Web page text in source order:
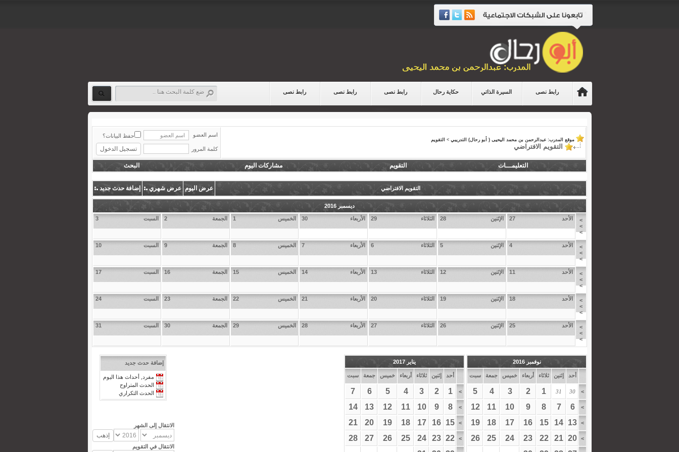
رابط نصى السيرة الذاتي حكاية رحال رابط نصى رابط نصى رابط نصى
موقع المدرب: عبدالرحمن بن محمد اليحيى ( أبو رحال) التدريبي > التقويم
التقويم الافتراضي
اسم العضو حفظ البيانات؟
كلمة المرور
التعليمـــات التقويم مشاركات اليوم البحث
التقويم الافتراضي عرض اليوم عرض شهري إضافة حدث جديد
ديسمبر 2016
>
>
>
27 الأحد 28 الإثنين 29 الثلاثاء 30 الأربعاء 1 الخميس 2 الجمعة 3 السبت
>
>
>
4 الأحد 5 الإثنين 6 الثلاثاء 7 الأربعاء 8 الخميس 9 الجمعة 10 السبت
>
>
>
11 الأحد 12 الإثنين 13 الثلاثاء 14 الأربعاء 15 الخميس 16 الجمعة 17 السبت
>
>
>
18 الأحد 19 الإثنين 20 الثلاثاء 21 الأربعاء 22 الخميس 23 الجمعة 24 السبت
>
>
>
25 الأحد 26 الإثنين 27 الثلاثاء 28 الأربعاء 29 الخميس 30 الجمعة 31 السبت
نوفمبر 2016
أحد إثنين ثلاثاء أربعاء خميس جمعة سبت
>
30
31
1
2
3
4
5
>
6
7
8
9
10
11
12
>
13
14
15
16
17
18
19
>
20
21
22
23
24
25
26
يناير 2017
أحد إثنين ثلاثاء أربعاء خميس جمعة سبت
>
1
2
3
4
5
6
7
>
8
9
10
11
12
13
14
>
15
16
17
18
19
20
21
>
22
23
24
25
26
27
28
إضافة حدث جديد
مفرد, أحداث هذا اليوم
الحدث المتراوح
الحدث التكراري
الانتقال إلى الشهر
الانتقال في التقويم